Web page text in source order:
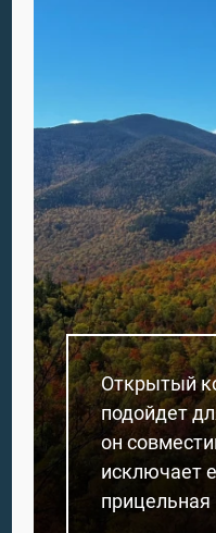
Открытый
подойдет
он
исключает
прицельная